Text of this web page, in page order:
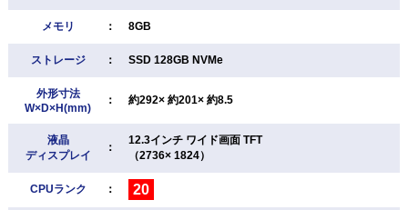
メモリ ： 8GB
ストレージ ： SSD 128GB NVMe
外形寸法
W×D×H(mm)
： 約292× 約201× 約8.5
液晶
ディスプレイ
：
12.3インチ ワイド画面 TFT
（2736× 1824）
CPUランク ： 20